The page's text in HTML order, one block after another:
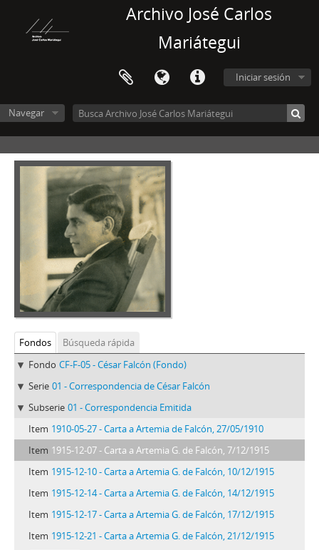
Archivo José Carlos
Mariátegui
Iniciar sesión
Navegar
Fondos
Búsqueda rápida
Fondo CF-F-05 - César Falcón (Fondo)
Serie 01 - Correspondencia de César Falcón
Subserie 01 - Correspondencia Emitida
Item 1910-05-27 - Carta a Artemia de Falcón, 27/05/1910
Item 1915-12-07 - Carta a Artemia G. de Falcón, 7/12/1915
Item 1915-12-10 - Carta a Artemia G. de Falcón, 10/12/1915
Item 1915-12-14 - Carta a Artemia G. de Falcón, 14/12/1915
Item 1915-12-17 - Carta a Artemia G. de Falcón, 17/12/1915
Item 1915-12-21 - Carta a Artemia G. de Falcón, 21/12/1915